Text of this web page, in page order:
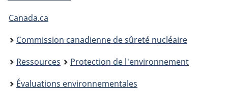
Vous
êtes
ici
Canada.ca
Commission canadienne de sûreté nucléaire
Ressources
Protection de l'environnement
Évaluations environnementales